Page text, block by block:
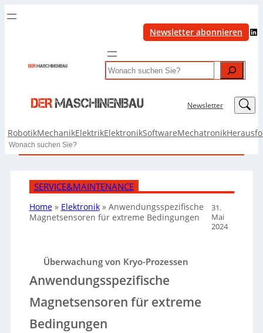
Newsletter abonnieren LinkedIn
Search
Newsletter LinkedIn
RobotikMechanikElektrikElektronikSoftwareMechatronik
Search
SERVICE&MAINTENANCE
Home» Elektronik» Anwendungsspezifische
Magnetsensoren für extreme Bedingungen
31.
Mai
2024
Überwachung von Kryo-Prozessen
Anwendungsspezifische
Magnetsensoren für extreme
Bedingungen